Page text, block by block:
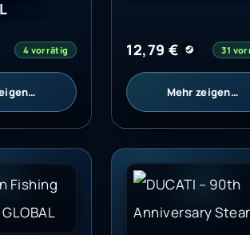
4 vorrätig 12,79€ 31
Mehr zeigen…
Steam Key GLOBALDUCATI - 90th